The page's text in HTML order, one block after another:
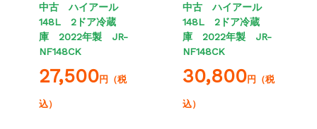
中古 ハイアール
148L 2ドア冷蔵
庫 2022年製 JR-
NF148CK
27,500円（税
込）
中古 ハイアール
148L 2ドア冷蔵
庫 2022年製 JR-
NF148CK
30,800円（税
込）